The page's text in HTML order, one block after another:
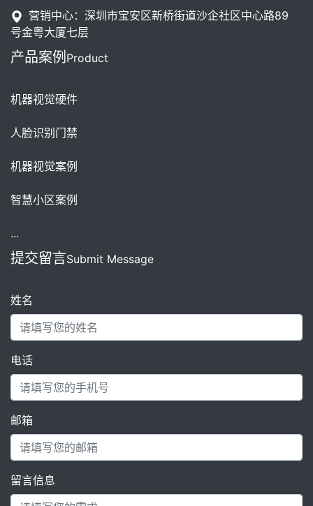
营销中心：深圳市宝安区新桥街道沙企社区中心路89
号金粤大厦七层
产品案例 Product
机器视觉硬件
人脸识别门禁
机器视觉案例
智慧小区案例
...
提交留言Submit Message
姓名
电话
邮箱
留言信息